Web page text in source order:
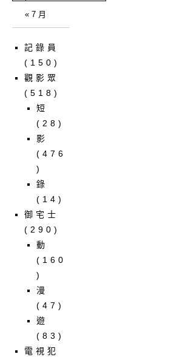
« 7 月
記錄員
(150)
觀影眾
(518)
短
(28)
影
(476
)
錄
(14)
御宅士
(290)
動
(160
)
漫
(47)
遊
(83)
電視犯